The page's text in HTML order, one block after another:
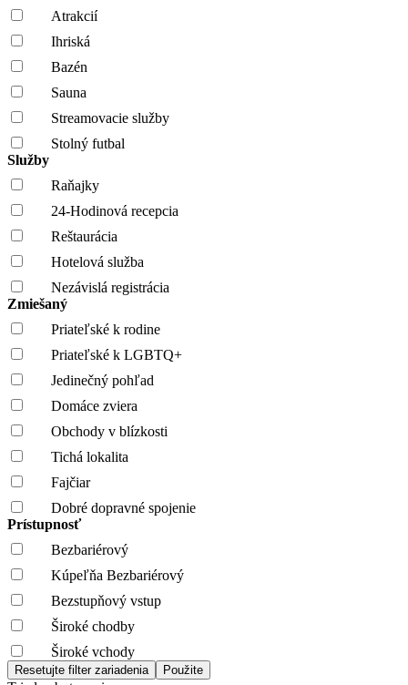
Atrakcií
Ihriská
Bazén
Sauna
Streamovacie služby
Stolný futbal
Služby
Raňajky
24-Hodinová recepcia
Reštaurácia
Hotelová služba
Nezávislá registrácia
Zmiešaný
Priateľské k rodine
Priateľské k LGBTQ+
Jedinečný pohľad
Domáce zviera
Obchody v blízkosti
Tichá lokalita
Fajčiar
Dobré dopravné spojenie
Prístupnosť
Bezbariérový
Kúpeľňa Bezbariérový
Bezstupňový vstup
Široké chodby
Široké vchody